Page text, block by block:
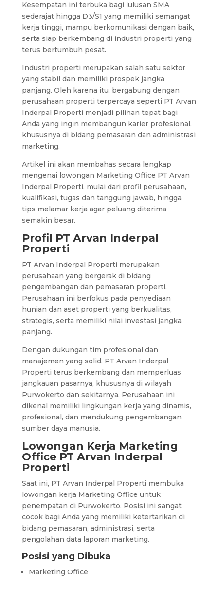
Kesempatan ini terbuka bagi lulusan SMA
sederajat hingga D3/S1 yang memiliki semangat
kerja tinggi, mampu berkomunikasi dengan baik,
serta siap berkembang di industri properti yang
terus bertumbuh pesat.
Industri properti merupakan salah satu sektor
yang stabil dan memiliki prospek jangka
panjang. Oleh karena itu, bergabung dengan
perusahaan properti terpercaya seperti PT Arvan
Inderpal Properti menjadi pilihan tepat bagi
Anda yang ingin membangun karier profesional,
khususnya di bidang pemasaran dan administrasi
marketing.
Artikel ini akan membahas secara lengkap
mengenai lowongan Marketing Office PT Arvan
Inderpal Properti, mulai dari profil perusahaan,
kualifikasi, tugas dan tanggung jawab, hingga
tips melamar kerja agar peluang diterima
semakin besar.
Profil PT Arvan Inderpal
Properti
PT Arvan Inderpal Properti merupakan
perusahaan yang bergerak di bidang
pengembangan dan pemasaran properti.
Perusahaan ini berfokus pada penyediaan
hunian dan aset properti yang berkualitas,
strategis, serta memiliki nilai investasi jangka
panjang.
Dengan dukungan tim profesional dan
manajemen yang solid, PT Arvan Inderpal
Properti terus berkembang dan memperluas
jangkauan pasarnya, khususnya di wilayah
Purwokerto dan sekitarnya. Perusahaan ini
dikenal memiliki lingkungan kerja yang dinamis,
profesional, dan mendukung pengembangan
sumber daya manusia.
Lowongan Kerja Marketing
Office PT Arvan Inderpal
Properti
Saat ini, PT Arvan Inderpal Properti membuka
lowongan kerja Marketing Office untuk
penempatan di Purwokerto. Posisi ini sangat
cocok bagi Anda yang memiliki ketertarikan di
bidang pemasaran, administrasi, serta
pengolahan data laporan marketing.
Posisi yang Dibuka
Marketing Office